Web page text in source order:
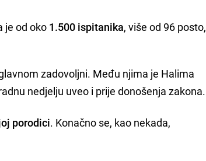
je od oko 1.500 ispitanika, više od 96 posto,
zadovoljni. Među njima je Halima
nedjelju uveo i prije donošenja zakona.
porodici. Konačno se, kao nekada,